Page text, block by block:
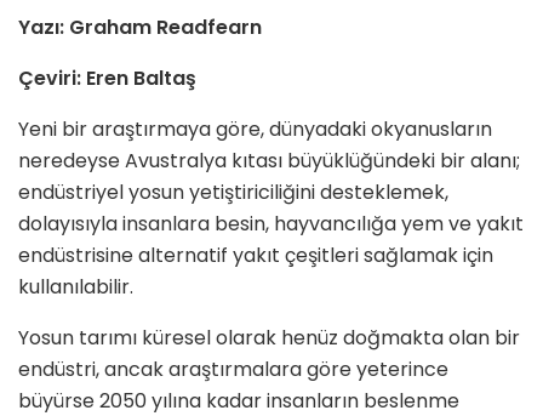
Yazı: Graham Readfearn
Çeviri: Eren Baltaş
Yeni bir araştırmaya göre, dünyadaki okyanusların
neredeyse Avustralya kıtası büyüklüğündeki bir alanı;
endüstriyel yosun yetiştiriciliğini desteklemek,
dolayısıyla insanlara besin, hayvancılığa yem ve yakıt
endüstrisine alternatif yakıt çeşitleri sağlamak için
kullanılabilir.
Yosun tarımı küresel olarak henüz doğmakta olan bir
endüstri, ancak araştırmalara göre yeterince
büyürse 2050 yılına kadar insanların beslenme